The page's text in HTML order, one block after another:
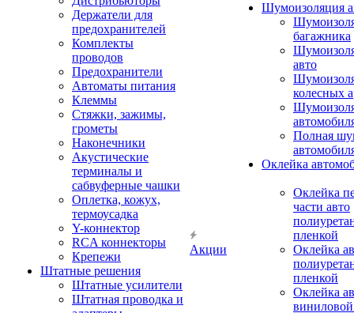
Держатели для
предохранителей
Комплекты
проводов
Предохранители
Автоматы питания
Клеммы
Стяжки, зажимы,
грометы
Наконечники
Акустические
терминалы и
сабвуферные чашки
Оплетка, кожух,
термоусадка
Y-коннектор
RCA коннекторы
Крепежи
Штатные решения
Штатные усилители
Штатная проводка и
Акции
Шумоизоляция
багажника
авто
колесных
Полная
Оклейка
Оклейка
части авто
пленкой
Оклейка
пленкой
Оклейка